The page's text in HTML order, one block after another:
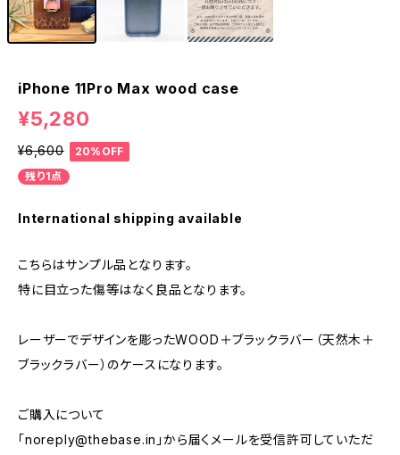
iPhone 11Pro Max wood case
¥5,280
¥6,600
20%OFF
残り1点
International shipping available
こちらはサンプル品となります。
特に目立った傷等はなく良品となります。
レーザーでデザインを彫ったWOOD＋ブラックラバー（天然木＋
ブラックラバー）のケースになります。
ご購入について
「noreply@thebase.in 」から届くメールを受信許可していただ